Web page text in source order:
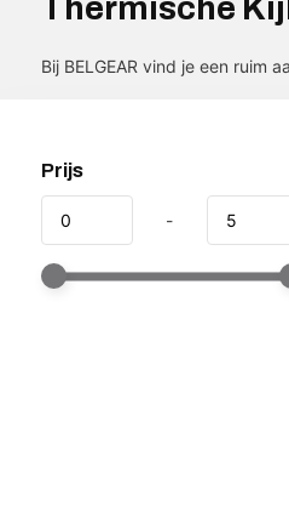
Thermische
Bij BELGEAR vind je een ruim
Prijs
-